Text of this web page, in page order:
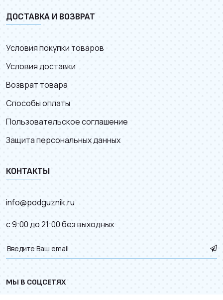
ДОСТАВКА И ВОЗВРАТ
Условия покупки товаров
Условия доставки
Возврат товара
Способы оплаты
Пользовательское соглашение
Защита персональных данных
КОНТАКТЫ
info@podguznik.ru
с 9:00 до 21:00 без выходных
МЫ В СОЦСЕТЯХ